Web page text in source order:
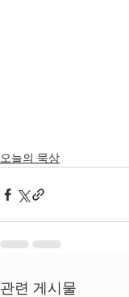
오늘의 묵상
관련 게시물